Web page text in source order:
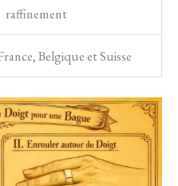
raffinement
Belgique et Suisse